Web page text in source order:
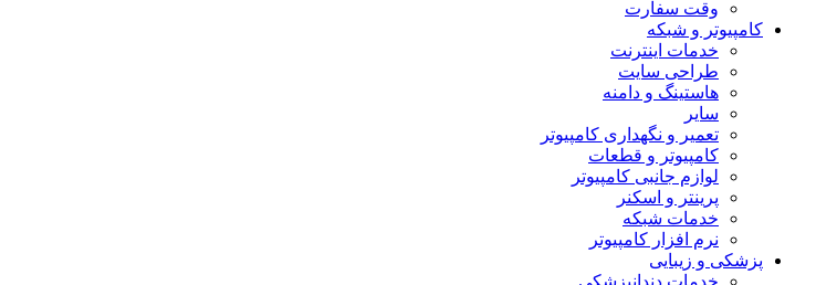
وقت سفارت
کامپیوتر و شبکه
خدمات اینترنت
طراحی سایت
هاستینگ و دامنه
سایر
تعمیر و نگهداری کامپیوتر
کامپیوتر و قطعات
لوازم جانبی کامپیوتر
پرینتر و اسکنر
خدمات شبکه
نرم افزار کامپیوتر
پزشکی و زیبایی